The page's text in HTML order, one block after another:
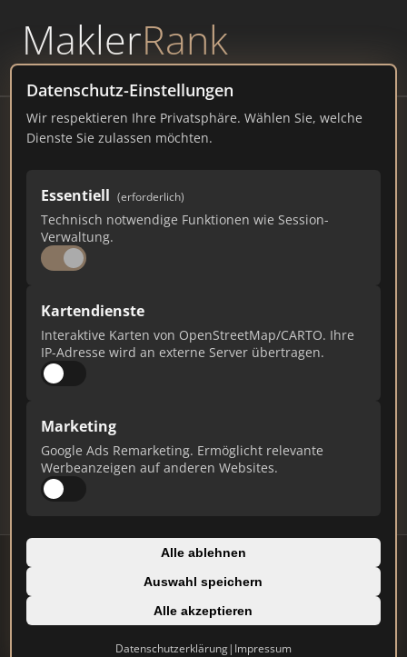
MaklerRank
powered byWAVEPOINT
Datenschutz-Einstellungen
Wir respektieren Ihre Privatsphäre. Wählen Sie, welche
Dienste Sie zulassen möchten.
Essentiell (erforderlich)
Technisch notwendige Funktionen wie Session-
Verwaltung.
Kartendienste
Interaktive Karten von OpenStreetMap/CARTO. Ihre
IP-Adresse wird an externe Server übertragen.
Marketing
Google Ads Remarketing. Ermöglicht relevante
Werbeanzeigen auf anderen Websites.
Alle ablehnen
Auswahl speichern
Alle akzeptieren
Datenschutzerklärung| Impressum
Bergen Real Estate - Grünewald &
Meinekestraße 8, 10719 Berlin
bergen-realestate.com
Gesamtpunkte
Ist das Ihr Unternehmen?
Daten und erhalten Sie monatliche Ranking-
Updates.
Profil beanspruchen
⭐ Etabliert